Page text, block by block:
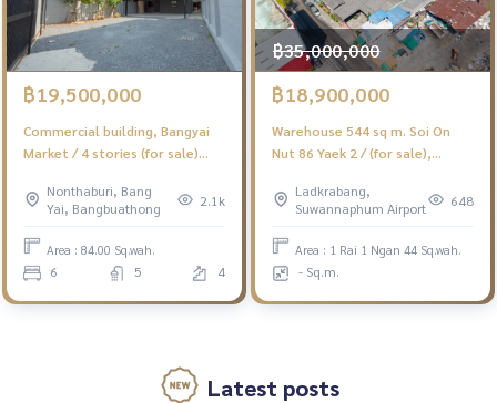
฿19,500,000
Commercial building, Bangyai
Market / 4 stories (for sale)
Nonthaburi, Bang
Yai, Bangbuathong
2.1k
Area : 84.00 Sq.wah.
6 5 4
฿35,000,000
฿18,900,000
Warehouse 544 sq m. Soi On
Nut 86 Yaek 2 / (for sale),
Nut 86 Yaek 2
Ladkrabang,
Suwannaphum Airport
648
Area : 1 Rai 1 Ngan 44 Sq.wah.
- Sq.m.
Latest posts